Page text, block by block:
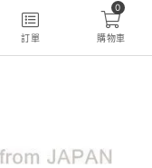
訂單
0
購物車